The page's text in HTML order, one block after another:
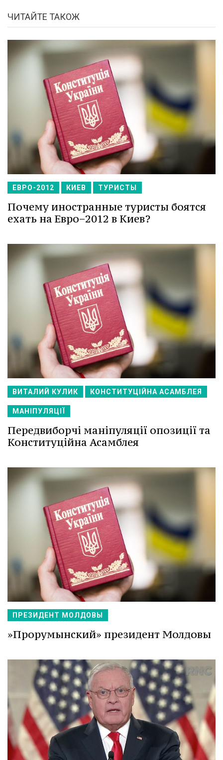
ЧИТАЙТЕ ТАКОЖ
ЕВРО-2012 КИЕВ ТУРИСТЫ
Почему иностранные туристы боятся
ехать на Евро−2012 в Киев?
ВИТАЛИЙ КУЛИК КОНСТИТУЦІЙНА АСАМБЛЕЯ
МАНІПУЛЯЦІЇ
Передвиборчі маніпуляції опозиції та
Конституційна Асамблея
ПРЕЗИДЕНТ МОЛДОВЫ
»Прорумынский» президент Молдовы